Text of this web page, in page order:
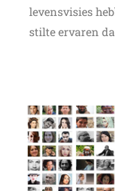
levensvisies
stilte ervaren